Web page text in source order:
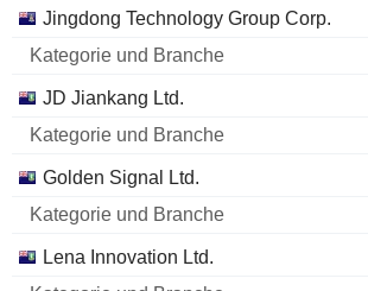
Jingdong Technology Group Corp.
JD Jiankang Ltd.
Golden Signal Ltd.
Lena Innovation Ltd.